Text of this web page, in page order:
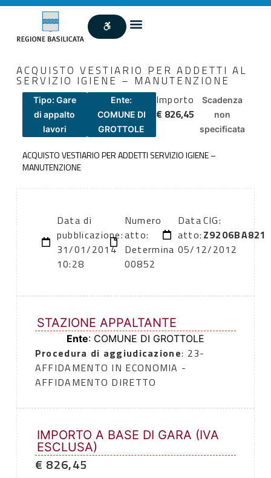
ACQUISTO VESTIARIO PER ADDETTI AL
SERVIZIO IGIENE – MANUTENZIONE
Tipo: Gare
di appalto
lavori
Ente:
COMUNE DI
GROTTOLE
Importo
€ 826,45
Scadenza
non
specificata
ACQUISTO VESTIARIO PER ADDETTI SERVIZIO IGIENE –
MANUTENZIONE
Data di
pubblicazione:
31/01/2014
10:28
Numero
atto:
Determina
00852
Data
atto:
05/12/2012
CIG:
Z9206BA821
STAZIONE APPALTANTE
Ente: COMUNE DI GROTTOLE
Procedura di aggiudicazione: 23-
AFFIDAMENTO IN ECONOMIA -
AFFIDAMENTO DIRETTO
IMPORTO A BASE DI GARA (IVA
ESCLUSA)
€ 826,45